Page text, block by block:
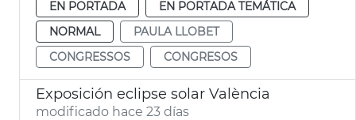
EN PORTADA
EN PORTADA TEMÁTICA
NORMAL
PAULA LLOBET
CONGRESSOS
CONGRESOS
Exposición eclipse solar València
modificado hace 23 días